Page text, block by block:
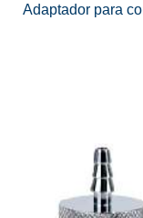
Adaptador para